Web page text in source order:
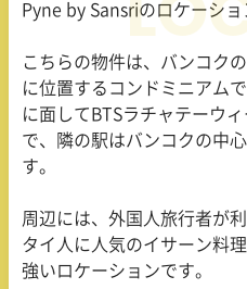
Pyne by Sansriのロケーショ
こちらの物件は、バンコク
に位置するコンドミニアム
に面してBTSラチャテーウ
で、隣の駅はバンコクの中
す。
周辺には、外国人旅行者が
タイ人に人気のイサーン料
強いロケーションです。